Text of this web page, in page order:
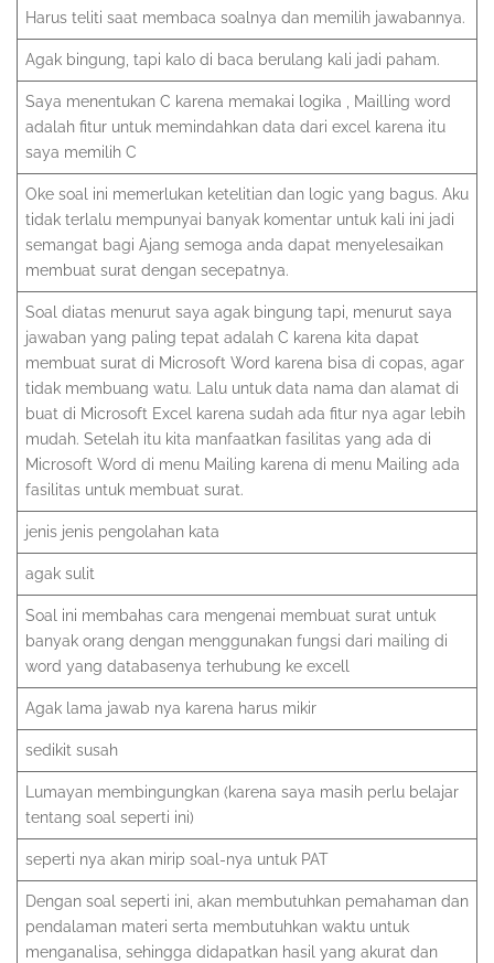
Harus teliti saat membaca soalnya dan memilih jawabannya.
Agak bingung, tapi kalo di baca berulang kali jadi paham.
Saya menentukan C karena memakai logika , Mailling word
adalah fitur untuk memindahkan data dari excel karena itu
saya memilih C
Oke soal ini memerlukan ketelitian dan logic yang bagus. Aku
tidak terlalu mempunyai banyak komentar untuk kali ini jadi
semangat bagi Ajang semoga anda dapat menyelesaikan
membuat surat dengan secepatnya.
Soal diatas menurut saya agak bingung tapi, menurut saya
jawaban yang paling tepat adalah C karena kita dapat
membuat surat di Microsoft Word karena bisa di copas, agar
tidak membuang watu. Lalu untuk data nama dan alamat di
buat di Microsoft Excel karena sudah ada fitur nya agar lebih
mudah. Setelah itu kita manfaatkan fasilitas yang ada di
Microsoft Word di menu Mailing karena di menu Mailing ada
fasilitas untuk membuat surat.
jenis jenis pengolahan kata
agak sulit
Soal ini membahas cara mengenai membuat surat untuk
banyak orang dengan menggunakan fungsi dari mailing di
word yang databasenya terhubung ke excell
Agak lama jawab nya karena harus mikir
sedikit susah
Lumayan membingungkan (karena saya masih perlu belajar
tentang soal seperti ini)
seperti nya akan mirip soal-nya untuk PAT
Dengan soal seperti ini, akan membutuhkan pemahaman dan
pendalaman materi serta membutuhkan waktu untuk
menganalisa, sehingga didapatkan hasil yang akurat dan